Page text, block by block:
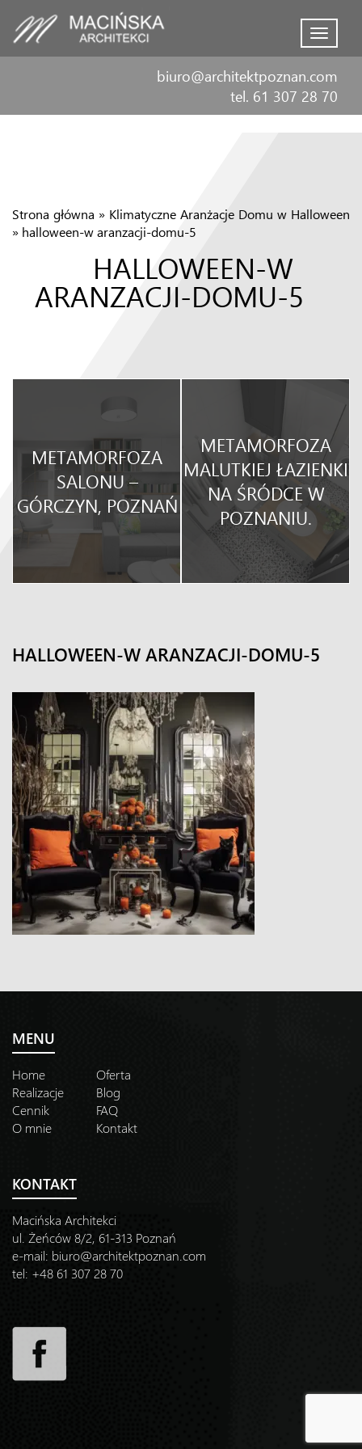
Menu
biuro@architektpoznan.com
tel. 61 307 28 70
Strona główna » Klimatyczne Aranżacje Domu w Halloween
» halloween-w aranzacji-domu-5
HALLOWEEN-W
ARANZACJI-DOMU-5
METAMORFOZA
SALONU –
GÓRCZYN, POZNAŃ
METAMORFOZA
MALUTKIEJ ŁAZIENKI
NA ŚRÓDCE W
POZNANIU.
HALLOWEEN-W ARANZACJI-DOMU-5
MENU
Home
Oferta
Realizacje
Blog
Cennik
FAQ
O mnie
Kontakt
KONTAKT
Macińska Architekci
ul. Żeńców 8/2, 61-313 Poznań
e-mail: biuro@architektpoznan.com
tel: +48 61 307 28 70